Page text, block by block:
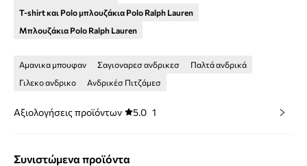
T-shirt και Polo μπλουζάκια Polo Ralph Lauren
Μπλουζάκια Polo Ralph Lauren
Αμανικα μπουφαν Σαγιοναρεσ ανδρικεσ
Παλτά ανδρικά
Γιλεκο ανδρικο
Ανδρικέσ Πιτζάμεσ
Αξιολογήσεις προϊόντων 5.0 1
Συνιστώμενα προϊόντα